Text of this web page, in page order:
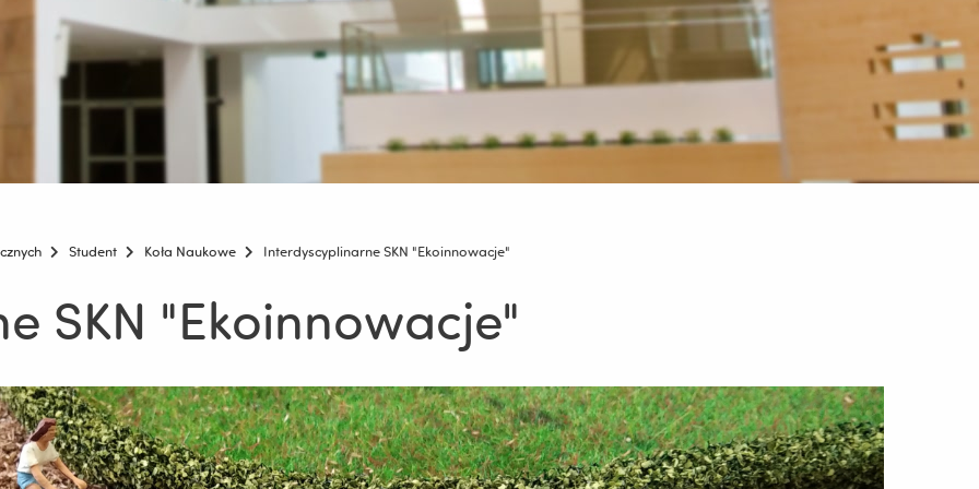
Student Koła Naukowe Interdyscyplinarne SKN "Ekoinnowacje"
SKN "Ekoinnowacje"